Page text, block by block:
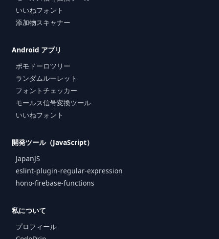
いいねフォント
添加物スキャナー
Android アプリ
ポモドーロツリー
ランダムルーレット
フォントチェッカー
モールス信号変換ツール
いいねフォント
開発ツール（JavaScript）
JapanJS
eslint-plugin-regular-expression
hono-firebase-functions
私について
プロフィール